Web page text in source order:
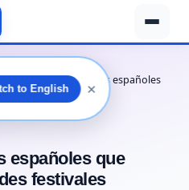
›
Rosalía y los artistas españoles
que conquistan l…
españoles que
festivales
to English ✕